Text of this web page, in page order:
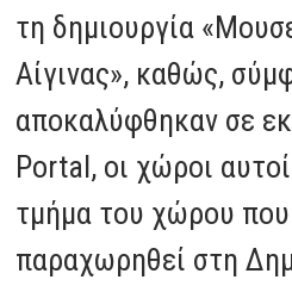
τη δημιουργία
Αίγινας», καθώς,
αποκαλύφθηκαν σε
Portal, οι χώροι
τμήμα του χώρου που
παραχωρηθεί στη